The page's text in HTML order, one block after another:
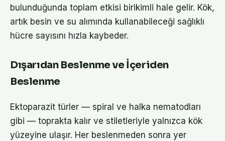
bulunduğunda toplam etkisi birikimli hale gelir. Kök,
artık besin ve su alımında kullanabileceği sağlıklı
hücre sayısını hızla kaybeder.
Dışarıdan Beslenme ve İçeriden
Beslenme
Ektoparazit türler — spiral ve halka nematodları
gibi — toprakta kalır ve stiletleriyle yalnızca kök
yüzeyine ulaşır. Her beslenmeden sonra yer